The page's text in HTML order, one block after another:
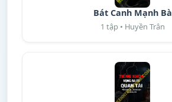
Bát Canh Mạnh Bà
1 tập • Huyền Trân